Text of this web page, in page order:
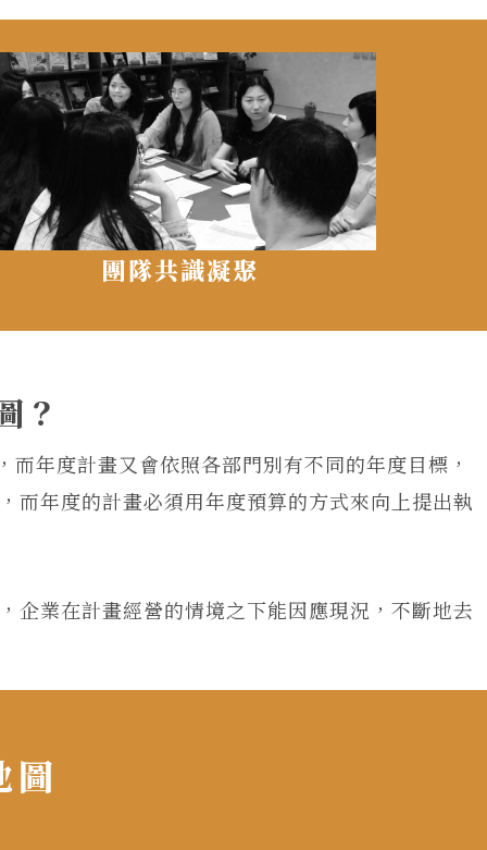
團隊共識凝聚
？
年度計畫又會依照各部門別有不同的年度目標，
而年度的計畫必須用年度預算的方式來向上提出執
企業在計畫經營的情境之下能因應現況，不斷地去
圖